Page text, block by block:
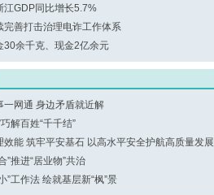
江GDP同比增长5.7%
完善打击治理电诈工作体系
30余千克、现金2亿余元
一网通 身边矛盾就近解
解百姓“千千结”
效能 筑牢平安基石 以高水平安全护航高质量发展
”推进“居业物”共治
”工作法 绘就基层新“枫”景